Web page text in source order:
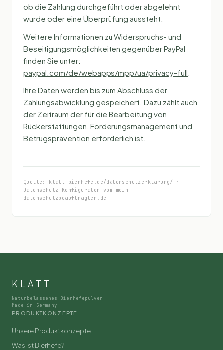
ob die Zahlung durchgeführt oder abgelehnt
wurde oder eine Überprüfung aussteht.
Weitere Informationen zu Widerspruchs- und
Beseitigungsmöglichkeiten gegenüber PayPal
finden Sie unter:
paypal.com/de/webapps/mpp/ua/privacy-full
Ihre Daten werden bis zum Abschluss der
Zahlungsabwicklung gespeichert. Dazu zählt auch
der Zeitraum der für die Bearbeitung von
Rückerstattungen, Forderungsmanagement und
Betrugsprävention erforderlich ist.
Quelle: klatt-bierhefe.de/datenschutzerklarung/ ·
Datenschutz-Konfigurator von mein-
datenschutzbeauftragter.de
KLATT
Naturbelassenes Bierhefepulver
Made in Germany
PRODUKTKONZEPTE
Unsere Produktkonzepte
Was ist Bierhefe?